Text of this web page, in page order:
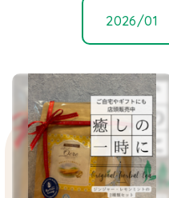
2026/01
2026/ 08
2026/ 06
2026/ 05